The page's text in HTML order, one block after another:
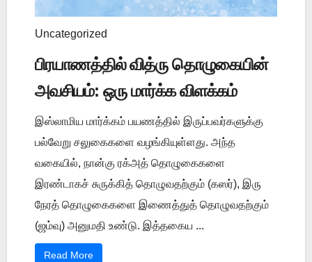
Uncategorized
பிரயாணத்தில் வித்ரு தொழுகையின்
அவசியம்: ஒரு மார்க்க விளக்கம்
இஸ்லாமிய மார்க்கம் பயணத்தில் இருப்பவர்களுக்கு
பல்வேறு சலுகைகளை வழங்கியுள்ளது. அந்த
வகையில், நான்கு ரக்அத் தொழுகைகளை
இரண்டாகச் சுருக்கித் தொழுவதற்கும் (கஸர்), இரு
நேரத் தொழுகைகளை இணைத்துத் தொழுவதற்கும்
(ஜம்வு) அனுமதி உண்டு. இத்தகைய ...
Read More